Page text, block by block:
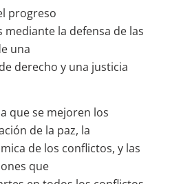
progreso
la defensa de las
una
derecho y una justicia
que se mejoren los
de la paz, la
de los conflictos, y las
que